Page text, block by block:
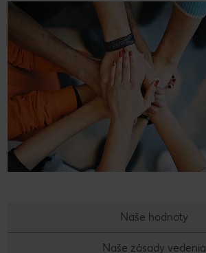
Naše hodnoty
Naše zásady vedenia